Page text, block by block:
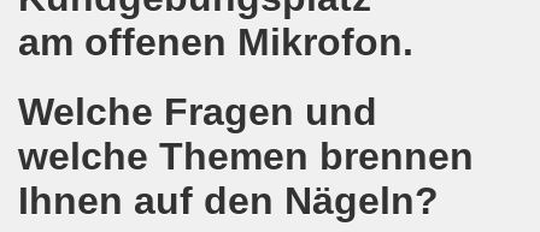
am offenen Mikrofon.
Welche Fragen und
welche Themen brennen
Ihnen auf den Nägeln?
mahnt am 09.03.2020 an Folgen von
Bewegung demonstriert und protestiert am
Bewegung ruft auf am 17.02.2020 zur Demonstration
wird zum Tag X aufrufen